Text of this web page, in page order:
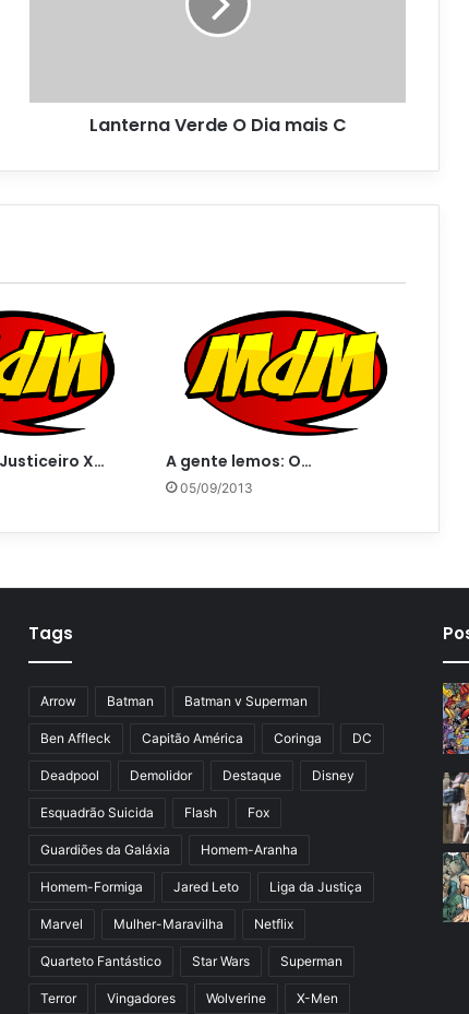
Lanterna Verde O Dia mais C
X… A gente lemos: O…
05/09/2013
Tags
Arrow Batman Batman v Superman
Ben Affleck Capitão América Coringa DC
Deadpool Demolidor Destaque Disney
Esquadrão Suicida Flash Fox
Guardiões da Galáxia Homem-Aranha
Homem-Formiga Jared Leto Liga da Justiça
Marvel Mulher-Maravilha Netflix
Quarteto Fantástico Star Wars Superman
Terror Vingadores Wolverine X-Men